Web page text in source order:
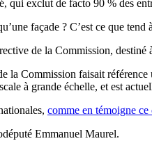
exclut de facto 90 % des
façade ? C’est ce que
de la Commission,
la Commission faisait
à grande échelle, et est
comme en témoigne ce
Emmanuel Maurel.